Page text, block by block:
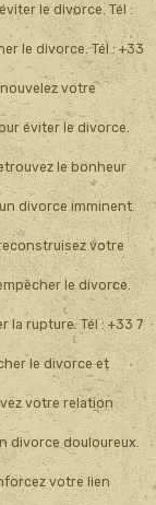
le divorce. Tél :
le divorce. Tél : +33
votre
éviter le divorce.
le bonheur
divorce imminent.
votre
le divorce.
la rupture. Tél : +33 7
le divorce et
votre relation
divorce douloureux.
votre lien